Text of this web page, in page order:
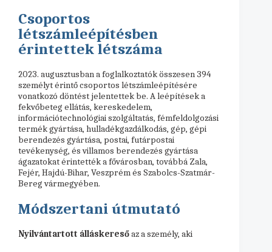
Csoportos
létszámleépítésben
érintettek létszáma
2023. augusztusban a foglalkoztatók összesen 394
személyt érintő csoportos létszámleépítésére
vonatkozó döntést jelentettek be. A leépítések a
fekvőbeteg ellátás, kereskedelem,
információtechnológiai szolgáltatás, fémfeldolgozási
termék gyártása, hulladékgazdálkodás, gép, gépi
berendezés gyártása, postai, futárpostai
tevékenység, és villamos berendezés gyártása
ágazatokat érintették a fővárosban, továbbá Zala,
Fejér, Hajdú-Bihar, Veszprém és Szabolcs-Szatmár-
Bereg vármegyében.
Módszertani útmutató
Nyilvántartott álláskeresőaz a személy, aki